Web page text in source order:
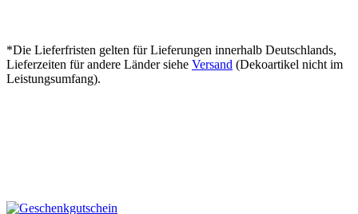
*Die Lieferfristen gelten für Lieferungen innerhalb Deutschlands,
Lieferzeiten für andere Länder siehe Versand (Dekoartikel nicht im
Leistungsumfang).